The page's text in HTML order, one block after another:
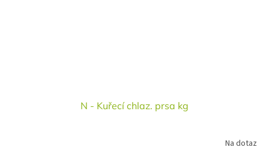
N - Kuřecí chlaz. prsa kg
Na dotaz